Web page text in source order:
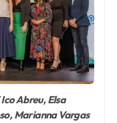
Marianna Vargas